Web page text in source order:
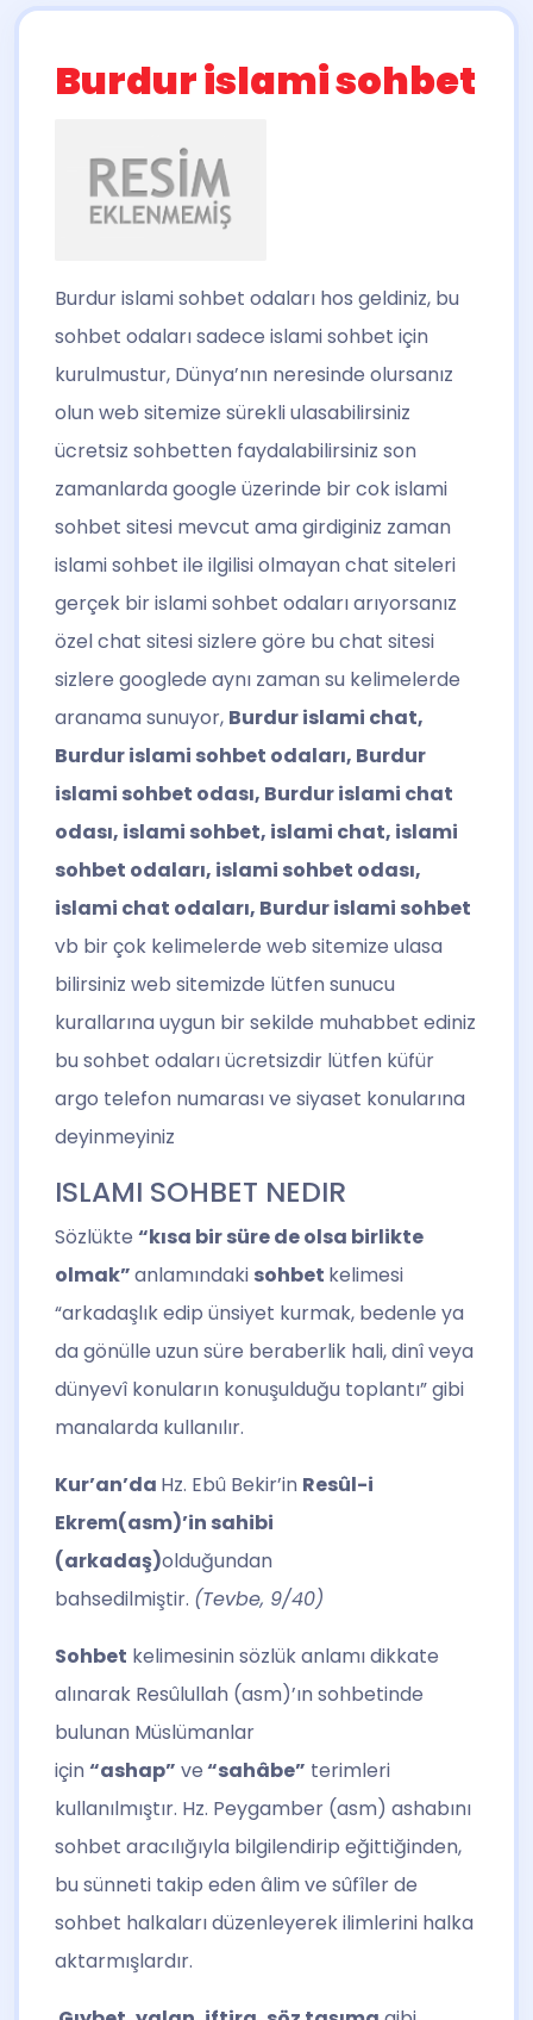
Burdur islami sohbet
Burdur islami sohbet odaları hos geldiniz, bu
sohbet odaları sadece islami sohbet için
kurulmustur, Dünya’nın neresinde olursanız
olun web sitemize sürekli ulasabilirsiniz
ücretsiz sohbetten faydalabilirsiniz son
zamanlarda google üzerinde bir cok islami
sohbet sitesi mevcut ama girdiginiz zaman
islami sohbet ile ilgilisi olmayan chat siteleri
gerçek bir islami sohbet odaları arıyorsanız
özel chat sitesi sizlere göre bu chat sitesi
sizlere googlede aynı zaman su kelimelerde
aranama sunuyor, Burdur islami chat,
Burdur islami sohbet odaları, Burdur
islami sohbet odası, Burdur islami chat
odası, islami sohbet, islami chat, islami
sohbet odaları, islami sohbet odası,
islami chat odaları, Burdur islami sohbet
vb bir çok kelimelerde web sitemize ulasa
bilirsiniz web sitemizde lütfen sunucu
kurallarına uygun bir sekilde muhabbet ediniz
bu sohbet odaları ücretsizdir lütfen küfür
argo telefon numarası ve siyaset konularına
deyinmeyiniz
ISLAMI SOHBET NEDIR
Sözlükte “kısa bir süre de olsa birlikte
olmak”anlamındaki sohbet kelimesi
“arkadaşlık edip ünsiyet kurmak, bedenle ya
da gönülle uzun süre beraberlik hali, dinî veya
dünyevî konuların konuşulduğu toplantı” gibi
manalarda kullanılır.
Kur’an’da Hz. Ebû Bekir’in Resûl-i
Ekrem(asm)’in sahibi
(arkadaş)olduğundan
bahsedilmiştir. (Tevbe, 9/40)
Sohbet kelimesinin sözlük anlamı dikkate
alınarak Resûlullah (asm)’ın sohbetinde
bulunan Müslümanlar
için“ashap” ve“sahâbe” terimleri
kullanılmıştır. Hz. Peygamber (asm) ashabını
sohbet aracılığıyla bilgilendirip eğittiğinden,
bu sünneti takip eden âlim ve sûfîler de
sohbet halkaları düzenleyerek ilimlerini halka
aktarmışlardır.